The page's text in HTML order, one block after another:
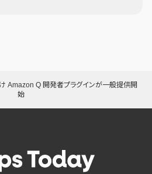
Amazon Q 開発者プラグインが一般提供開
始